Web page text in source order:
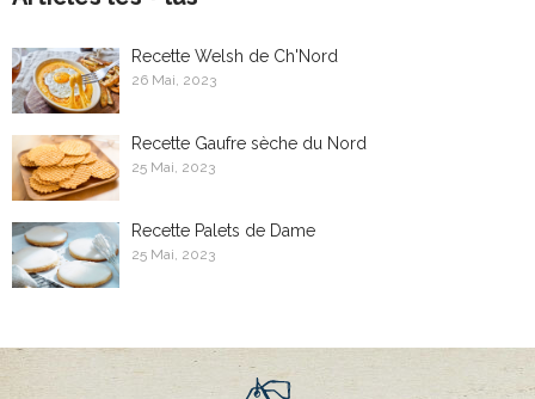
Recette Welsh de Ch'Nord
26 Mai, 2023
Recette Gaufre sèche du Nord
25 Mai, 2023
Recette Palets de Dame
25 Mai, 2023